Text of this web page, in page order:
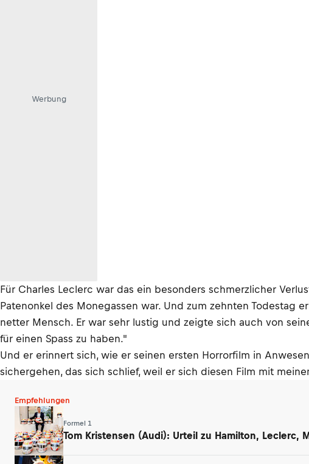
Werbung
Für Charles Leclerc war das ein besonders schmerzlicher
Patenonkel des Monegassen war. Und zum zehnten Todestag
netter Mensch. Er war sehr lustig und zeigte sich auch von
für einen Spass zu haben."
Und er erinnert sich, wie er seinen ersten Horrorfilm in
sichergehen, das sich schlief, weil er sich diesen Film mit
Empfehlungen
Formel 1
Tom Kristensen (Audi): Urteil zu Hamilton, Leclerc,